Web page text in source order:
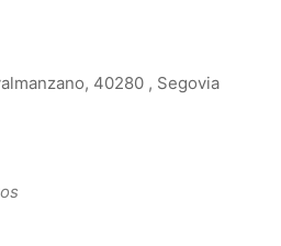
40280 , Segovia